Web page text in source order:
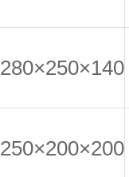
280×250×140
250×200×200